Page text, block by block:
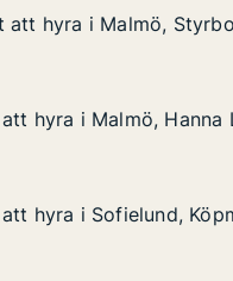
Styrbordsgatan
att hyra i Malmö,
att hyra i Malmö,
gataHanna Lindéns
hyra i Malmö, Hanna
hyra i Malmö, Hanna
Köpmansgatan
hyra i Sofielund,
hyra i Sofielund,